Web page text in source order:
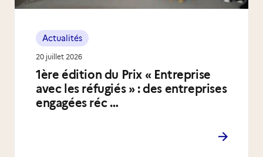
1ère édition du Prix « Entreprise
avec les réfugiés » : des entreprises
engagées réc …
Actualités
20 juillet 2026